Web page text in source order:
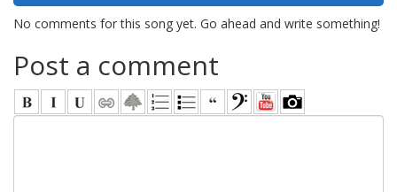
No comments for this song yet. Go ahead and write something!
Post a comment